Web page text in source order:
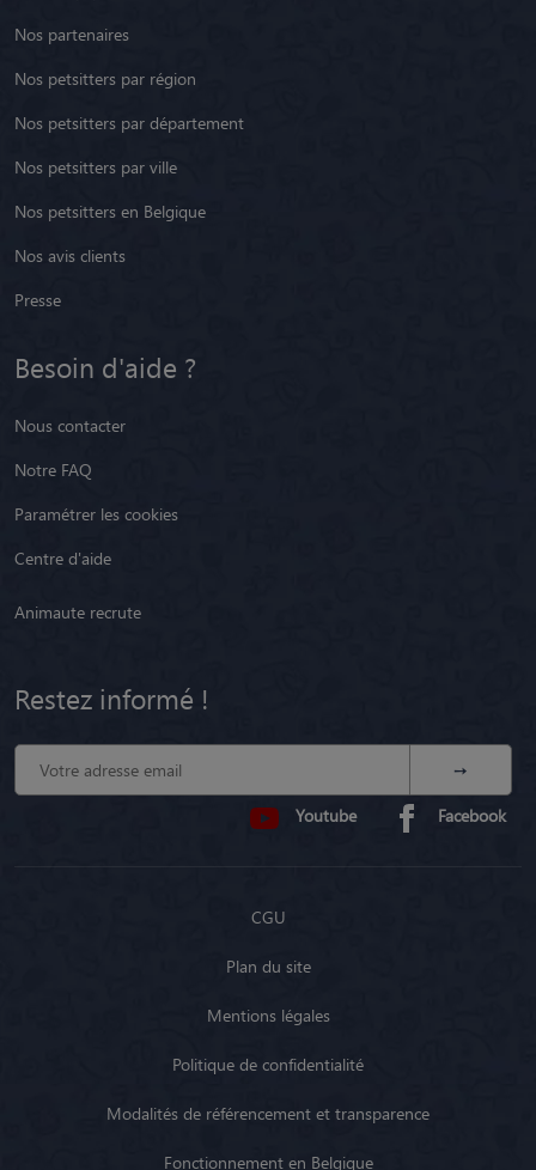
Nos partenaires
Nos petsitters par région
Nos petsitters par département
Nos petsitters par ville
Nos petsitters en Belgique
Nos avis clients
Presse
Besoin d'aide ?
Nous contacter
Notre FAQ
Paramétrer les cookies
Centre d'aide
Animaute recrute
Restez informé !
Youtube Facebook
CGU
Plan du site
Mentions légales
Politique de confidentialité
Modalités de référencement et transparence
Fonctionnement en Belgique